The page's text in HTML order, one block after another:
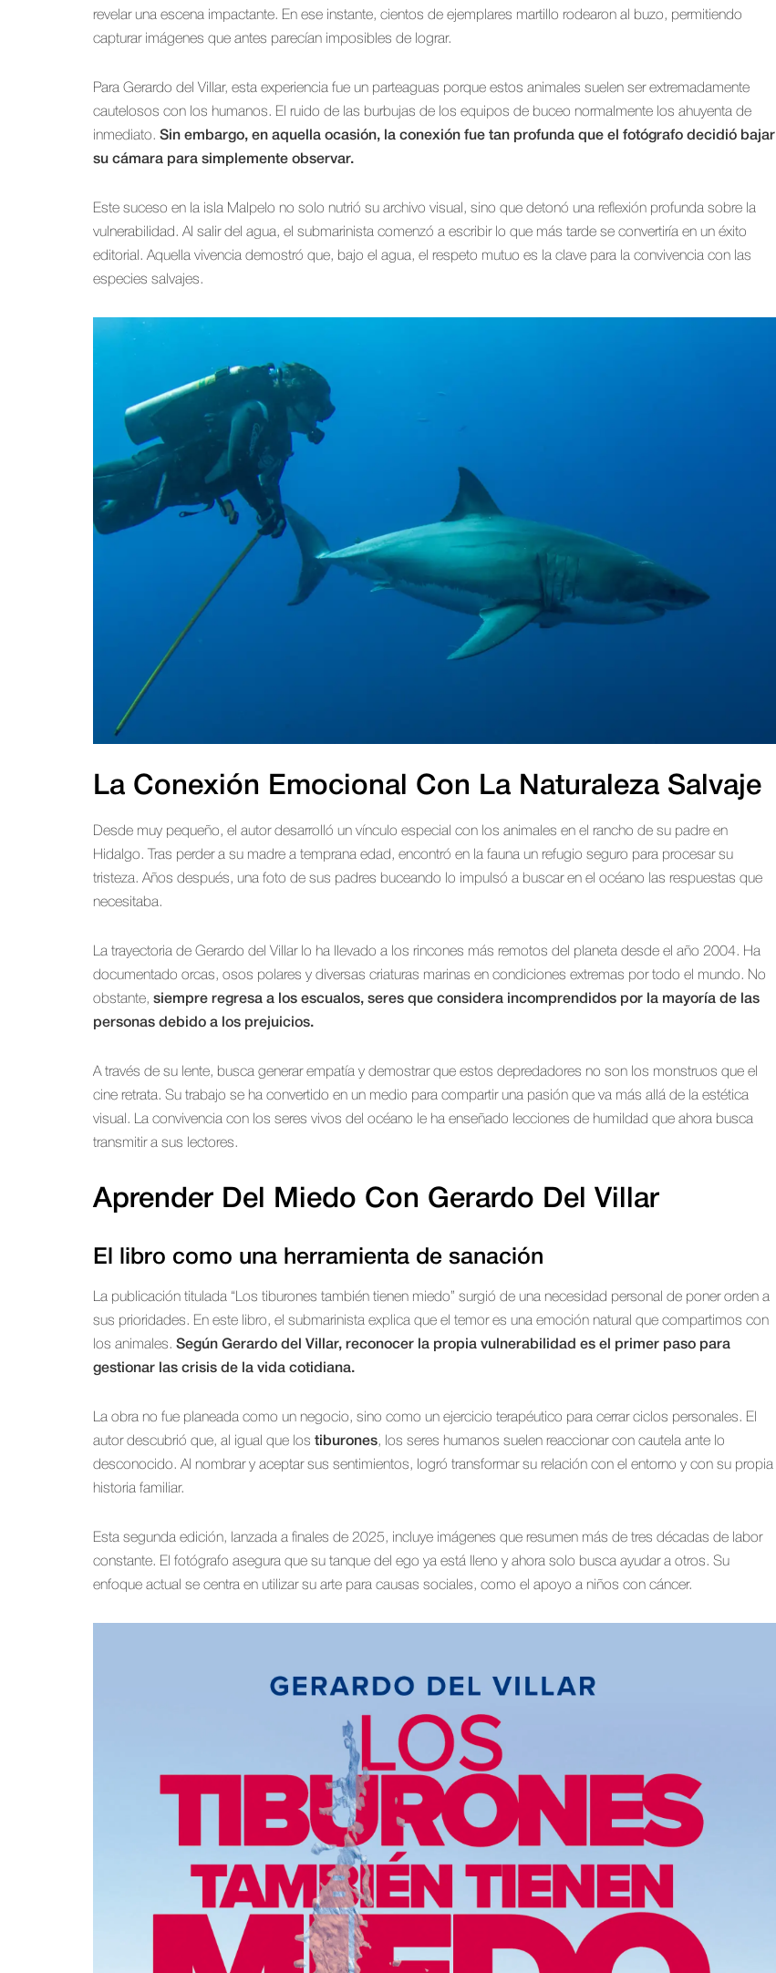
revelar una escena impactante. En ese instante, cientos de ejemplares martillo rodearon al buzo, permitiendo
capturar imágenes que antes parecían imposibles de lograr.
Para Gerardo del Villar, esta experiencia fue un parteaguas porque estos animales suelen ser extremadamente
cautelosos con los humanos. El ruido de las burbujas de los equipos de buceo normalmente los ahuyenta de
inmediato. Sin embargo, en aquella ocasión, la conexión fue tan profunda que el fotógrafo decidió bajar
su cámara para simplemente observar.
Este suceso en la isla Malpelo no solo nutrió su archivo visual, sino que detonó una reflexión profunda sobre la
vulnerabilidad. Al salir del agua, el submarinista comenzó a escribir lo que más tarde se convertiría en un éxito
editorial. Aquella vivencia demostró que, bajo el agua, el respeto mutuo es la clave para la convivencia con las
especies salvajes.
La Conexión Emocional Con La Naturaleza Salvaje
Desde muy pequeño, el autor desarrolló un vínculo especial con los animales en el rancho de su padre en
Hidalgo. Tras perder a su madre a temprana edad, encontró en la fauna un refugio seguro para procesar su
tristeza. Años después, una foto de sus padres buceando lo impulsó a buscar en el océano las respuestas que
necesitaba.
La trayectoria de Gerardo del Villar lo ha llevado a los rincones más remotos del planeta desde el año 2004. Ha
documentado orcas, osos polares y diversas criaturas marinas en condiciones extremas por todo el mundo. No
obstante, siempre regresa a los escualos, seres que considera incomprendidos por la mayoría de las
personas debido a los prejuicios.
A través de su lente, busca generar empatía y demostrar que estos depredadores no son los monstruos que el
cine retrata. Su trabajo se ha convertido en un medio para compartir una pasión que va más allá de la estética
visual. La convivencia con los seres vivos del océano le ha enseñado lecciones de humildad que ahora busca
transmitir a sus lectores.
Aprender Del Miedo Con Gerardo Del Villar
El libro como una herramienta de sanación
La publicación titulada “Los tiburones también tienen miedo” surgió de una necesidad personal de poner orden a
sus prioridades. En este libro, el submarinista explica que el temor es una emoción natural que compartimos con
los animales. Según Gerardo del Villar, reconocer la propia vulnerabilidad es el primer paso para
gestionar las crisis de la vida cotidiana.
La obra no fue planeada como un negocio, sino como un ejercicio terapéutico para cerrar ciclos personales. El
autor descubrió que, al igual que los tiburones, los seres humanos suelen reaccionar con cautela ante lo
desconocido. Al nombrar y aceptar sus sentimientos, logró transformar su relación con el entorno y con su propia
historia familiar.
Esta segunda edición, lanzada a finales de 2025, incluye imágenes que resumen más de tres décadas de labor
constante. El fotógrafo asegura que su tanque del ego ya está lleno y ahora solo busca ayudar a otros. Su
enfoque actual se centra en utilizar su arte para causas sociales, como el apoyo a niños con cáncer.